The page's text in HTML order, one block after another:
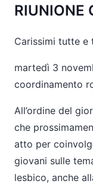
RIUNIONE
Carissimi tutte e
martedì 3
coordinamento
All’ordine del
che
atto per
giovani sulle
lesbico, anche